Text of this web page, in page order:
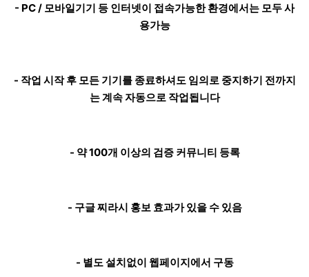
- PC / 모바일기기 등 인터넷이 접속가능한 환경에서는 모두 사
용가능
- 작업 시작 후 모든 기기를 종료하셔도 임의로 중지하기 전까지
는 계속 자동으로 작업됩니다
- 약 100개 이상의 검증 커뮤니티 등록
- 구글 찌라시 홍보 효과가 있을 수 있음
- 별도 설치없이 웹페이지에서 구동